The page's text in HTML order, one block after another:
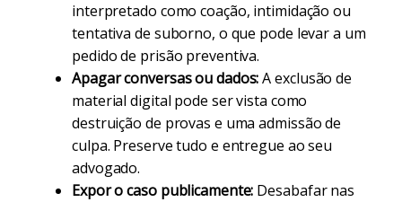
interpretado como coação, intimidação ou
tentativa de suborno, o que pode levar a um
pedido de prisão preventiva.
Apagar conversas ou dados:A exclusão de
material digital pode ser vista como
destruição de provas e uma admissão de
culpa. Preserve tudo e entregue ao seu
advogado.
Expor o caso publicamente: Desabafar nas